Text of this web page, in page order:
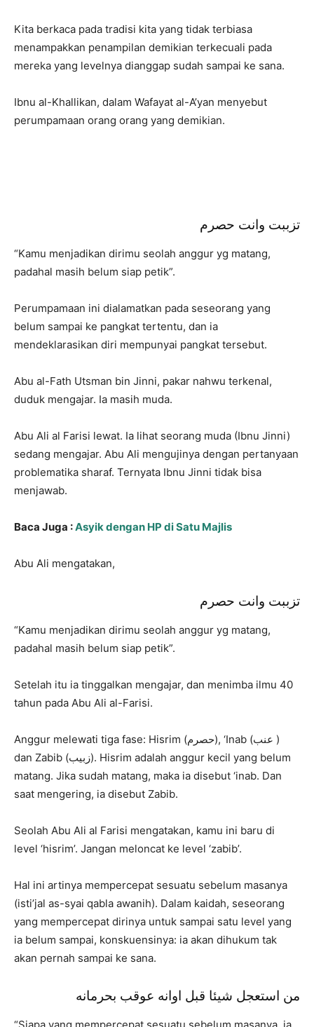
Kita berkaca pada tradisi kita yang tidak terbiasa
menampakkan penampilan demikian terkecuali pada
mereka yang levelnya dianggap sudah sampai ke sana.
Ibnu al-Khallikan, dalam Wafayat al-A’yan menyebut
perumpamaan orang orang yang demikian.
تزببت وانت حصرم
“Kamu menjadikan dirimu seolah anggur yg matang,
padahal masih belum siap petik”.
Perumpamaan ini dialamatkan pada seseorang yang
belum sampai ke pangkat tertentu, dan ia
mendeklarasikan diri mempunyai pangkat tersebut.
Abu al-Fath Utsman bin Jinni, pakar nahwu terkenal,
duduk mengajar. Ia masih muda.
Abu Ali al Farisi lewat. Ia lihat seorang muda (Ibnu Jinni)
sedang mengajar. Abu Ali mengujinya dengan pertanyaan
problematika sharaf. Ternyata Ibnu Jinni tidak bisa
menjawab.
Baca Juga :Asyik dengan HP di Satu Majlis
Abu Ali mengatakan,
تزببت وانت حصرم
“Kamu menjadikan dirimu seolah anggur yg matang,
padahal masih belum siap petik”.
Setelah itu ia tinggalkan mengajar, dan menimba ilmu 40
tahun pada Abu Ali al-Farisi.
Anggur melewati tiga fase: Hisrim (حصرم), ‘Inab (عنب )
dan Zabib (زبيب). Hisrim adalah anggur kecil yang belum
matang. Jika sudah matang, maka ia disebut ‘inab. Dan
saat mengering, ia disebut Zabib.
Seolah Abu Ali al Farisi mengatakan, kamu ini baru di
level ‘hisrim’. Jangan meloncat ke level ‘zabib’.
Hal ini artinya mempercepat sesuatu sebelum masanya
(isti’jal as-syai qabla awanih). Dalam kaidah, seseorang
yang mempercepat dirinya untuk sampai satu level yang
ia belum sampai, konskuensinya: ia akan dihukum tak
akan pernah sampai ke sana.
من استعجل شيئا قبل اوانه عوقب بحرمانه